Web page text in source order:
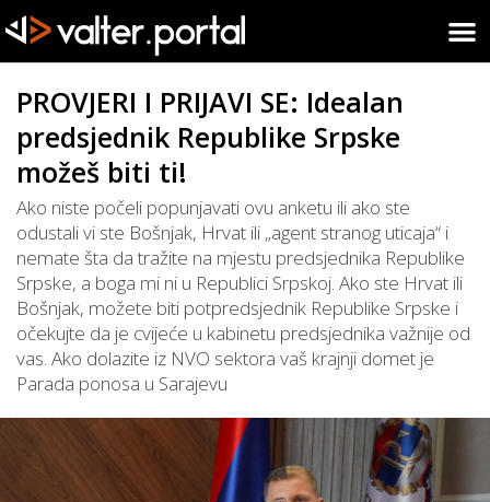
PROVJERI I PRIJAVI SE: Idealan
predsjednik Republike Srpske
možeš biti ti!
Ako niste počeli popunjavati ovu anketu ili ako ste
odustali vi ste Bošnjak, Hrvat ili „agent stranog uticaja“ i
nemate šta da tražite na mjestu predsjednika Republike
Srpske, a boga mi ni u Republici Srpskoj. Ako ste Hrvat ili
Bošnjak, možete biti potpredsjednik Republike Srpske i
očekujte da je cvijeće u kabinetu predsjednika važnije od
vas. Ako dolazite iz NVO sektora vaš krajnji domet je
Parada ponosa u Sarajevu